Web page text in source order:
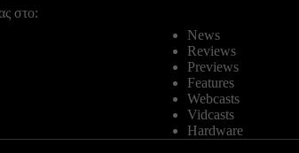
στο:
News
Reviews
Previews
Features
Webcasts
Vidcasts
Hardware